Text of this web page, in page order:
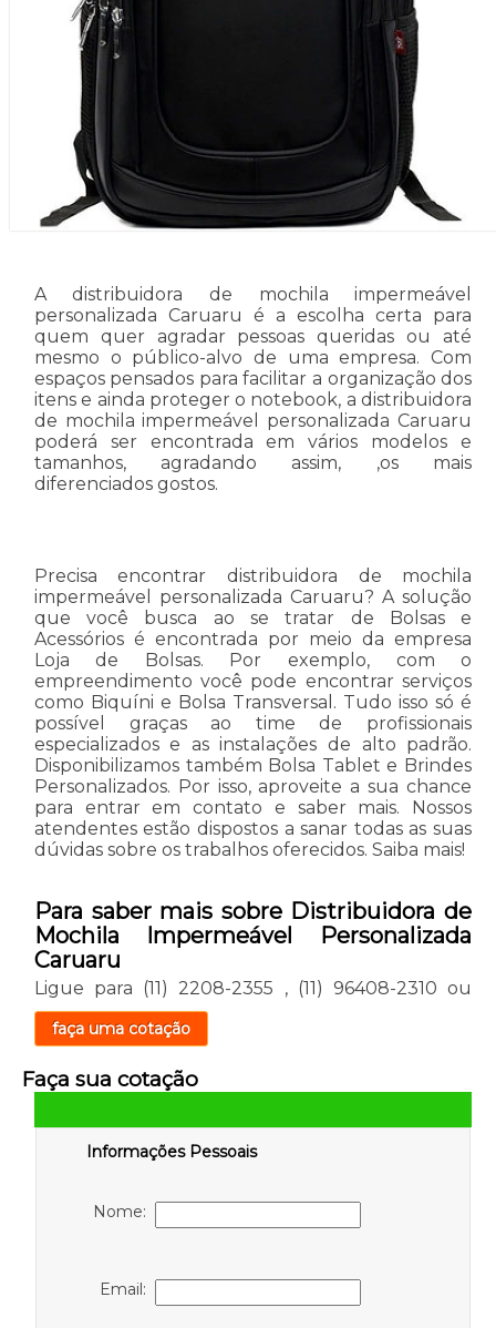
A distribuidora de mochila impermeável
personalizada Caruaru é a escolha certa para
quem quer agradar pessoas queridas ou até
mesmo o público-alvo de uma empresa. Com
espaços pensados para facilitar a organização dos
itens e ainda proteger o notebook, a distribuidora
de mochila impermeável personalizada Caruaru
poderá ser encontrada em vários modelos e
tamanhos, agradando assim, ,os mais
diferenciados gostos.
Precisa encontrar distribuidora de mochila
impermeável personalizada Caruaru? A solução
que você busca ao se tratar de Bolsas e
Acessórios é encontrada por meio da empresa
Loja de Bolsas. Por exemplo, com o
empreendimento você pode encontrar serviços
como Biquíni e Bolsa Transversal. Tudo isso só é
possível graças ao time de profissionais
especializados e as instalações de alto padrão.
Disponibilizamos também Bolsa Tablet e Brindes
Personalizados. Por isso, aproveite a sua chance
para entrar em contato e saber mais. Nossos
atendentes estão dispostos a sanar todas as suas
dúvidas sobre os trabalhos oferecidos. Saiba mais!
Para saber mais sobre Distribuidora de
Mochila Impermeável Personalizada
Caruaru
Ligue para (11) 2208-2355 , (11) 96408-2310 ou
faça uma cotação
Faça sua cotação
Informações Pessoais
Nome:
Email: